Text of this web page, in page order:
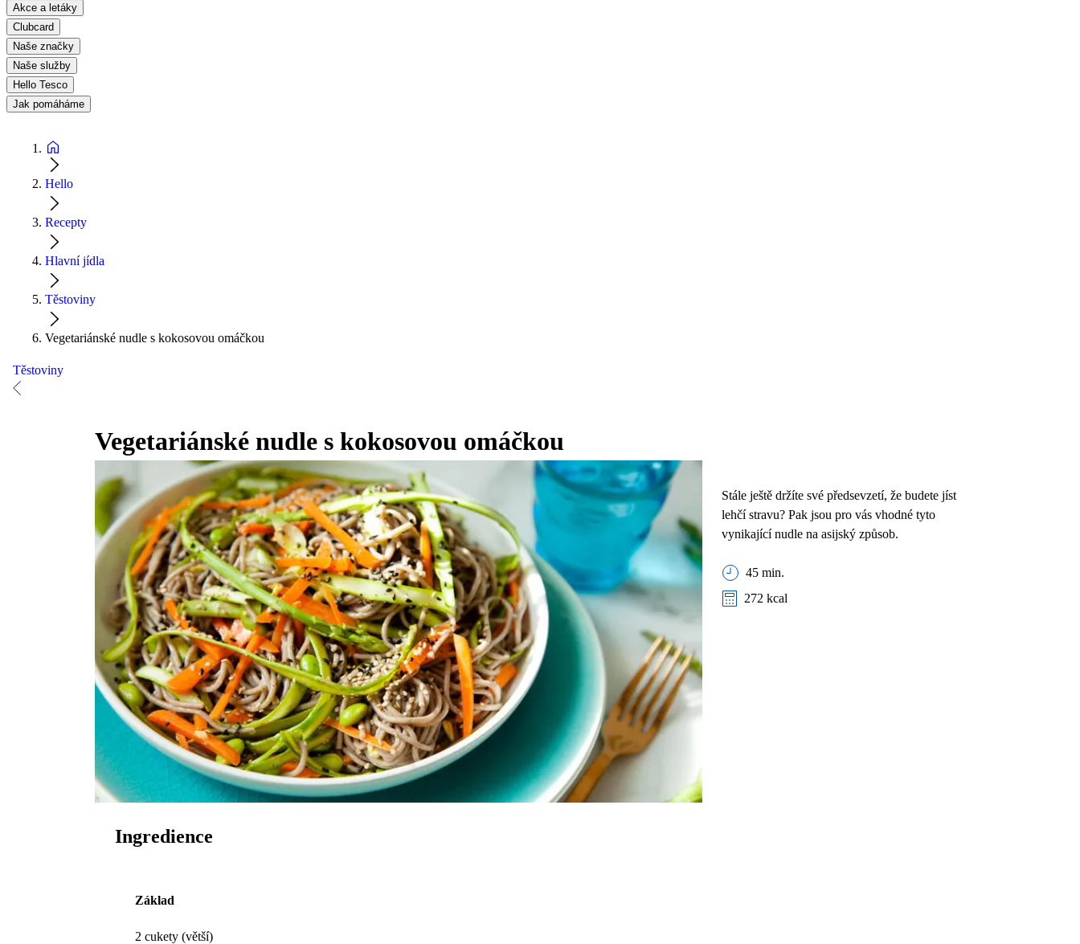
Akce a letáky
Clubcard
Naše značky
Naše služby
Hello Tesco
Jak pomáháme
Hello
Recepty
Hlavní jídla
Těstoviny
Vegetariánské nudle s kokosovou omáčkou
Těstoviny
Vegetariánské nudle s kokosovou omáčkou
Stále ještě držíte své předsevzetí, že budete jíst
lehčí stravu? Pak jsou pro vás vhodné tyto
vynikající nudle na asijský způsob.
45 min.
272 kcal
Ingredience
Základ
2 cukety (větší)